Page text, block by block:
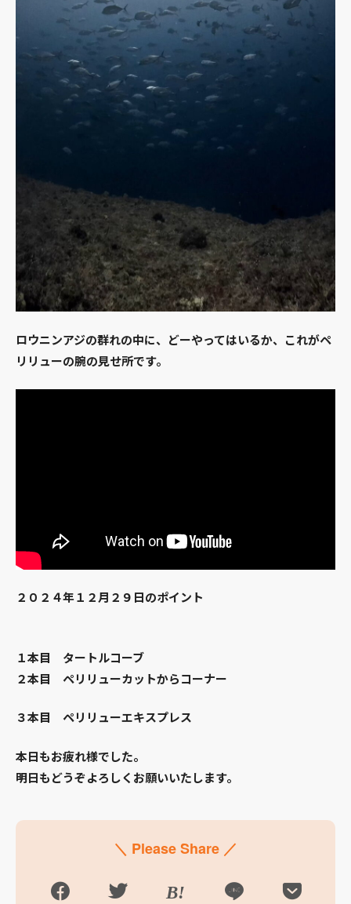
ロウニンアジの群れの中に、どーやってはいるか、これがペ
リリューの腕の見せ所です。
２０２４年１２月２９日のポイント
１本目 タートルコーブ
２本目 ペリリューカットからコーナー
３本目 ペリリューエキスプレス
本日もお疲れ様でした。
明日もどうぞよろしくお願いいたします。
＼ Please Share ／